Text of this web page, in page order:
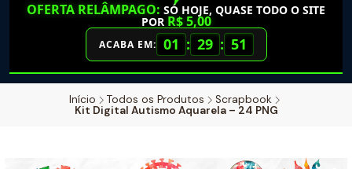
OFERTA RELÂMPAGO: SÓ HOJE, QUASE TODO O SITE
POR R$ 5,00
ACABA EM: 01 : 29 : 50
Início Todos os Produtos
Scrapbook
Kit Digital Autismo Aquarela – 24 PNG